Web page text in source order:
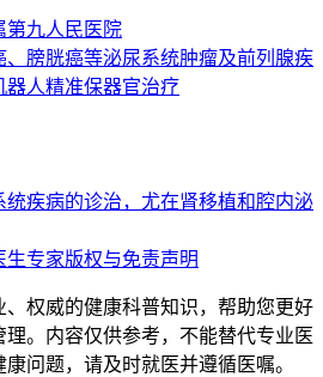
第九人民医院
、膀胱癌等泌尿系统肿瘤及前列腺疾
器人精准保器官治疗
统疾病的诊治，尤在肾移植和腔内泌
生专家版权与免责声明
权威的健康科普知识，帮助您更好
。内容仅供参考，不能替代专业医
问题，请及时就医并遵循医嘱。